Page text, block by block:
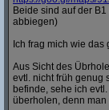
Beide sind auf der
abbiegen)
Ich frag mich wie
Aus Sicht des
evtl. nicht früh genug
befinde, sehe ich
überholen, denn